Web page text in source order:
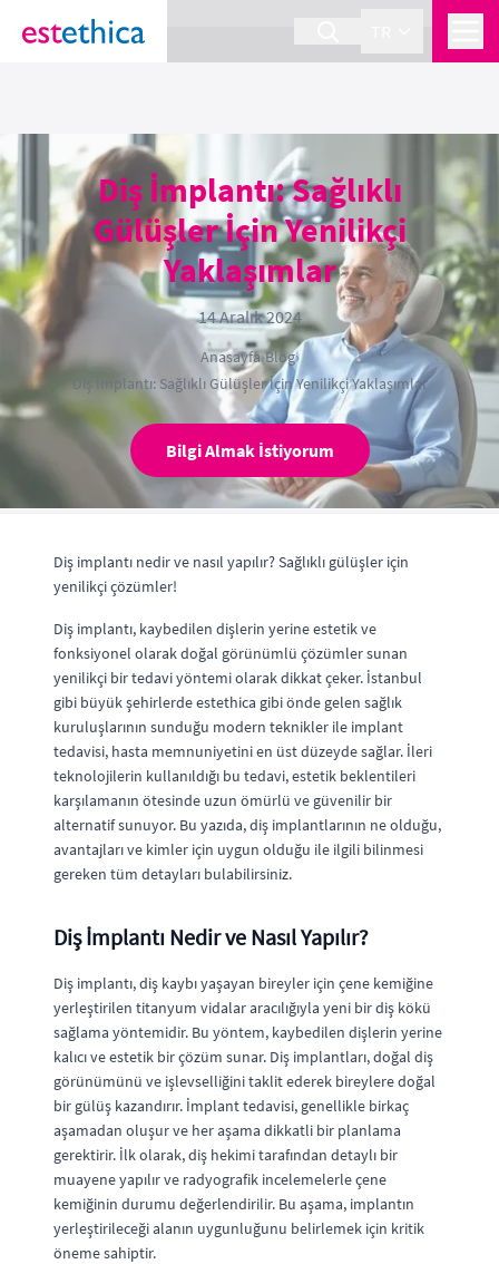
section Service {
Diş İmplantı: Sağlıklı
Gülüşler İçin Yenilikçi
Yaklaşımlar
14 Aralık 2024
Anasayfa›Blog›
Diş İmplantı: Sağlıklı Gülüşler İçin Yenilikçi Yaklaşımlar
Bilgi Almak İstiyorum
Diş implantı nedir ve nasıl yapılır? Sağlıklı gülüşler için
yenilikçi çözümler!
Diş implantı, kaybedilen dişlerin yerine estetik ve
fonksiyonel olarak doğal görünümlü çözümler sunan
yenilikçi bir tedavi yöntemi olarak dikkat çeker. İstanbul
gibi büyük şehirlerde estethica gibi önde gelen sağlık
kuruluşlarının sunduğu modern teknikler ile implant
tedavisi, hasta memnuniyetini en üst düzeyde sağlar. İleri
teknolojilerin kullanıldığı bu tedavi, estetik beklentileri
karşılamanın ötesinde uzun ömürlü ve güvenilir bir
alternatif sunuyor. Bu yazıda, diş implantlarının ne olduğu,
avantajları ve kimler için uygun olduğu ile ilgili bilinmesi
gereken tüm detayları bulabilirsiniz.
Diş İmplantı Nedir ve Nasıl Yapılır?
Diş implantı, diş kaybı yaşayan bireyler için çene kemiğine
yerleştirilen titanyum vidalar aracılığıyla yeni bir diş kökü
sağlama yöntemidir. Bu yöntem, kaybedilen dişlerin yerine
kalıcı ve estetik bir çözüm sunar. Diş implantları, doğal diş
görünümünü ve işlevselliğini taklit ederek bireylere doğal
bir gülüş kazandırır. İmplant tedavisi, genellikle birkaç
aşamadan oluşur ve her aşama dikkatli bir planlama
gerektirir. İlk olarak, diş hekimi tarafından detaylı bir
muayene yapılır ve radyografik incelemelerle çene
kemiğinin durumu değerlendirilir. Bu aşama, implantın
yerleştirileceği alanın uygunluğunu belirlemek için kritik
öneme sahiptir.